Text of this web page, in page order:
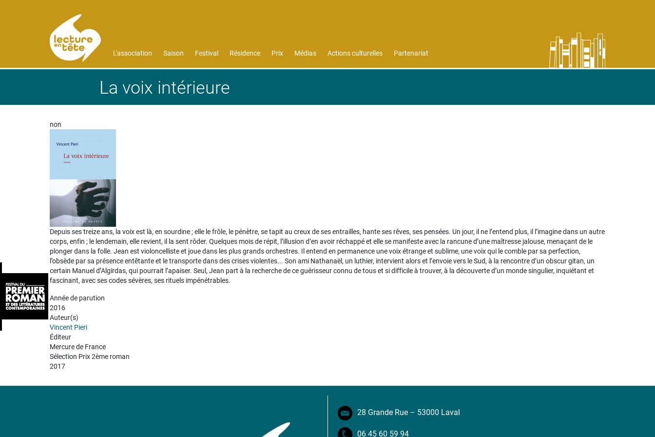
L'association Saison Festival Résidence Prix Médias Actions culturelles Partenariat
La voix intérieure
non
Depuis ses treize ans, la voix est là, en sourdine ; elle le frôle, le pénètre, se tapit au creux de ses entrailles, hante ses rêves, ses pensées. Un jour, il ne l’entend plus, il l’imagine dans un autre
corps, enfin ; le lendemain, elle revient, il la sent rôder. Quelques mois de répit, l’illusion d’en avoir réchappé et elle se manifeste avec la rancune d’une maîtresse jalouse, menaçant de le
plonger dans la folle. Jean est violoncelliste et joue dans les plus grands orchestres. Il entend en permanence une voix étrange et sublime, une voix qui le comble par sa perfection,
l’obsède par sa présence entêtante et le transporte dans des crises violentes... Son ami Nathanaël, un luthier, intervient alors et l’envoie vers le Sud, à la rencontre d’un obscur gitan, un
certain Manuel d’Algirdas, qui pourrait l’apaiser. Seul, Jean part à la recherche de ce guérisseur connu de tous et si difficile à trouver, à la découverte d’un monde singulier, inquiétant et
fascinant, avec ses codes sévères, ses rituels impénétrables.
Année de parution
2016
Auteur(s)
Vincent Pieri
Éditeur
Mercure de France
Sélection Prix 2ème roman
2017
28 Grande Rue – 53000 Laval
06 45 60 59 94